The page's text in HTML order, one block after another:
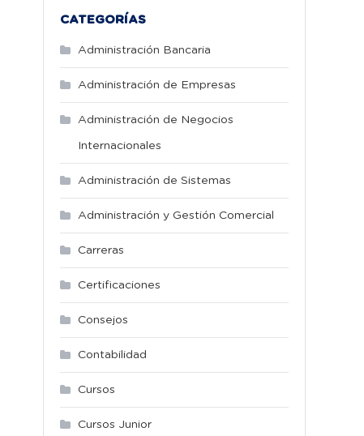
CATEGORÍAS
Administración Bancaria
Administración de Empresas
Administración de Negocios
Internacionales
Administración de Sistemas
Administración y Gestión Comercial
Carreras
Certificaciones
Consejos
Contabilidad
Cursos
Cursos Junior